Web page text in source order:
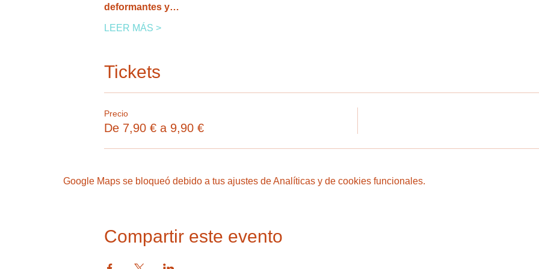
deformantes y…
LEER MÁS >
Tickets
Precio
De 7,90 € a 9,90 €
Google Maps se bloqueó debido a tus ajustes de Analíticas y de cookies funcionales.
Compartir este evento